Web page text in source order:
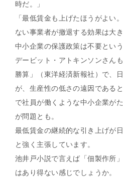
時だ。」
「最低賃金も上げたほうがよい
ない事業者が撤退する効果は大き
中小企業の保護政策は不要という
デービット・アトキンソンさん
勝算」（東洋経済新報社）で、
が、生産性の低さの遠因である
で社員が働くような中小企業が
が問題とも。
最低賃金の継続的な引き上げが
と強く主張しています。
池井戸小説で言えば「佃製作所
はあり得ない感じでしょうか。